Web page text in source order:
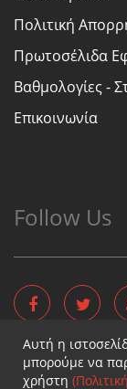
Πολιτική
Πρωτοσέλιδα
Βαθμολογίες -
Επικοινωνία
Follow Us
Αυτή η
μπορούμε να
χρήστη